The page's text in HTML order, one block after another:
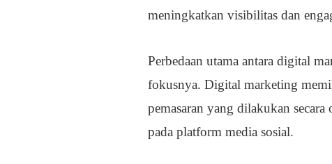
meningkatkan visibilitas dan
Perbedaan utama antara digital
fokusnya. Digital marketing
pemasaran yang dilakukan
pada platform media sosial.